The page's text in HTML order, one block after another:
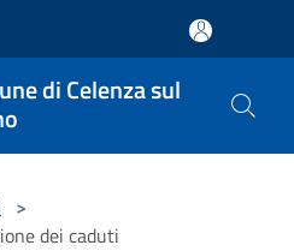
di Celenza sul
>
dei caduti